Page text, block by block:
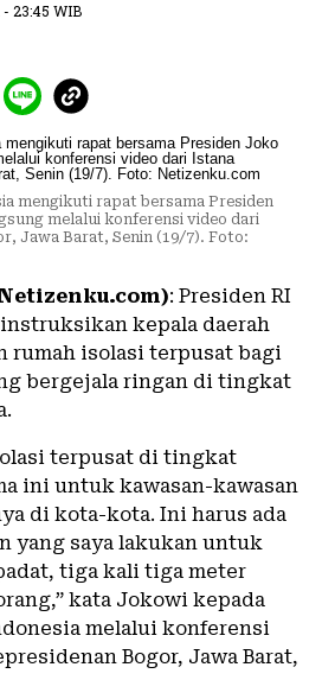
23:45 WIB
mengikuti rapat bersama Presiden
melalui konferensi video dari
Jawa Barat, Senin (19/7). Foto:
: Presiden RI
kepala daerah
rumah isolasi terpusat bagi
bergejala ringan di tingkat
terpusat di tingkat
ini untuk kawasan-kawasan
di kota-kota. Ini harus ada
yang saya lakukan untuk
tiga kali tiga meter
kata Jokowi kepada
melalui konferensi
Bogor, Jawa Barat,